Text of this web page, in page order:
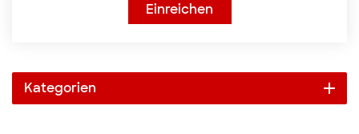
Einreichen
Kategorien